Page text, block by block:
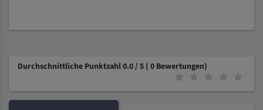
Durchschnittliche Punktzahl 0.0 / 5 ( 0 Bewertungen)